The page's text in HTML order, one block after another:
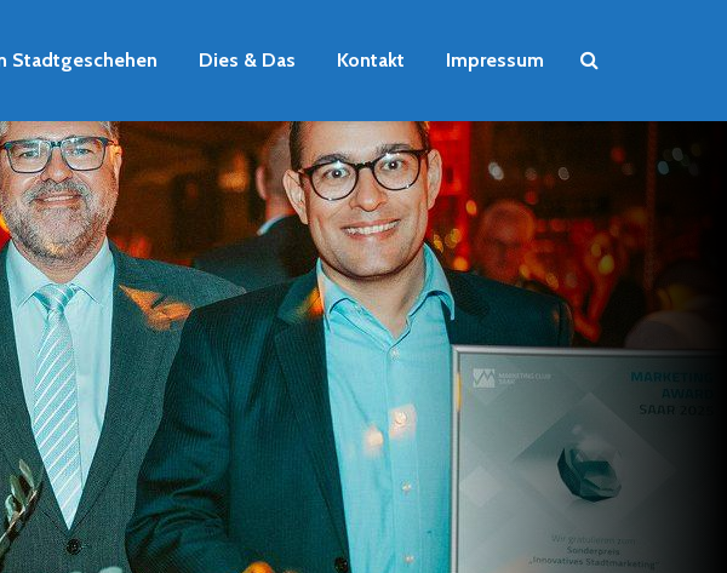
Stadtgeschehen Dies & Das Kontakt Impressum